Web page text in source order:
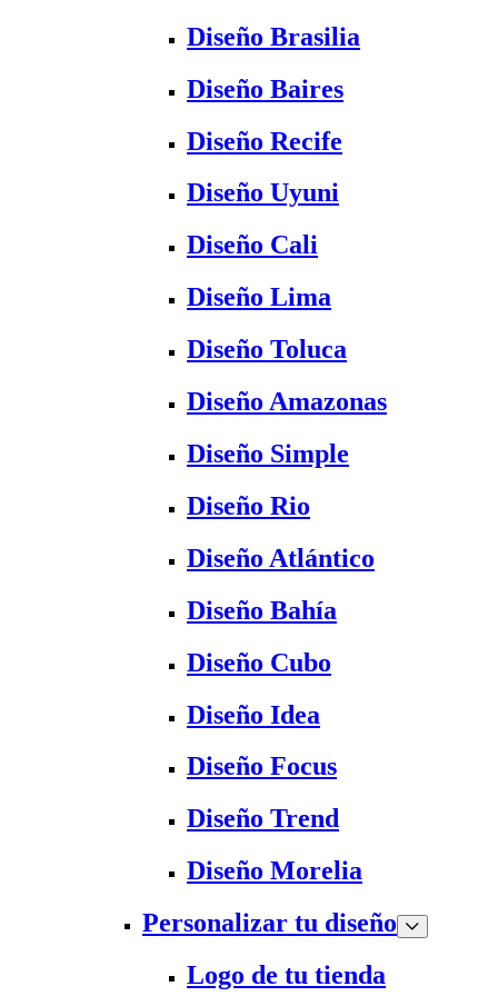
Diseño Brasilia
Diseño Baires
Diseño Recife
Diseño Uyuni
Diseño Cali
Diseño Lima
Diseño Toluca
Diseño Amazonas
Diseño Simple
Diseño Rio
Diseño Atlántico
Diseño Bahía
Diseño Cubo
Diseño Idea
Diseño Focus
Diseño Trend
Diseño Morelia
Personalizar tu diseño
Logo de tu tienda